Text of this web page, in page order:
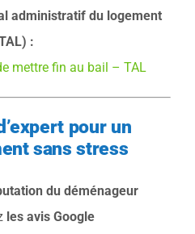
administratif du logement
:
mettre fin au bail – TAL
pour un
sans stress
du déménageur
les avis Google